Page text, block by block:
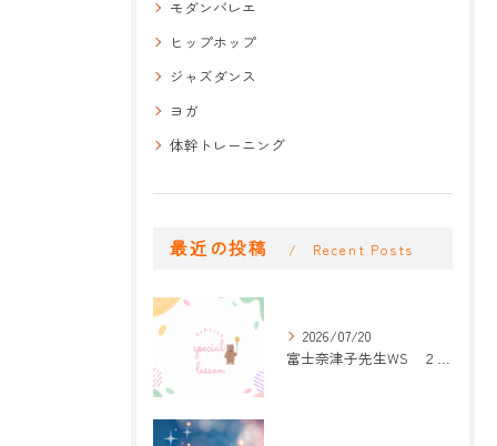
モダンバレエ
ヒップホップ
ジャズダンス
ヨガ
体幹トレーニング
最近の投稿 Recent Posts
2026/07/20
富士奈津子先生WS ２回目